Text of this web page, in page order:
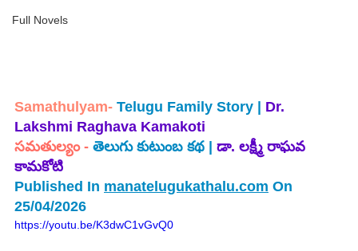
Full Novels
Samathulyam- Telugu Family Story | Dr.
Lakshmi Raghava Kamakoti
సమతుల్యం - తెలుగు కుటుంబ కథ | డా. లక్ష్మీ రాఘవ
కామకోటి
Published In manatelugukathalu.com On
25/04/2026
https://youtu.be/K3dwC1vGvQ0